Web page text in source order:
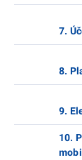
7.
8.
9.
10.